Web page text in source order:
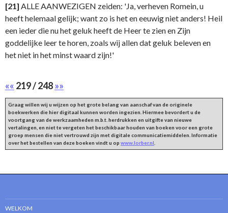
[21] ALLE AANWEZIGEN zeiden: 'Ja, verheven Romein, u
heeft helemaal gelijk; want zo is het en eeuwig niet anders! Heil
een ieder die nu het geluk heeft de Heer te zien en Zijn
goddelijke leer te horen, zoals wij allen dat geluk beleven en
het niet in het minst waard zijn!'
«« 219 / 248»»
Graag willen wij u wijzen op het grote belang van aanschaf van de originele
boekwerken die hier digitaal kunnen worden ingezien. Hiermee bevordert u de
voortgang van de werkzaamheden m.b.t. herdrukken en uitgifte van nieuwe
vertalingen, en niet te vergeten het beschikbaar houden van boeken voor een grote
groep mensen die niet vertrouwd zijn met digitale communicatiemiddelen. Informatie
over het bestellen van deze boeken vindt u op www.lorber.nl
WELKOM